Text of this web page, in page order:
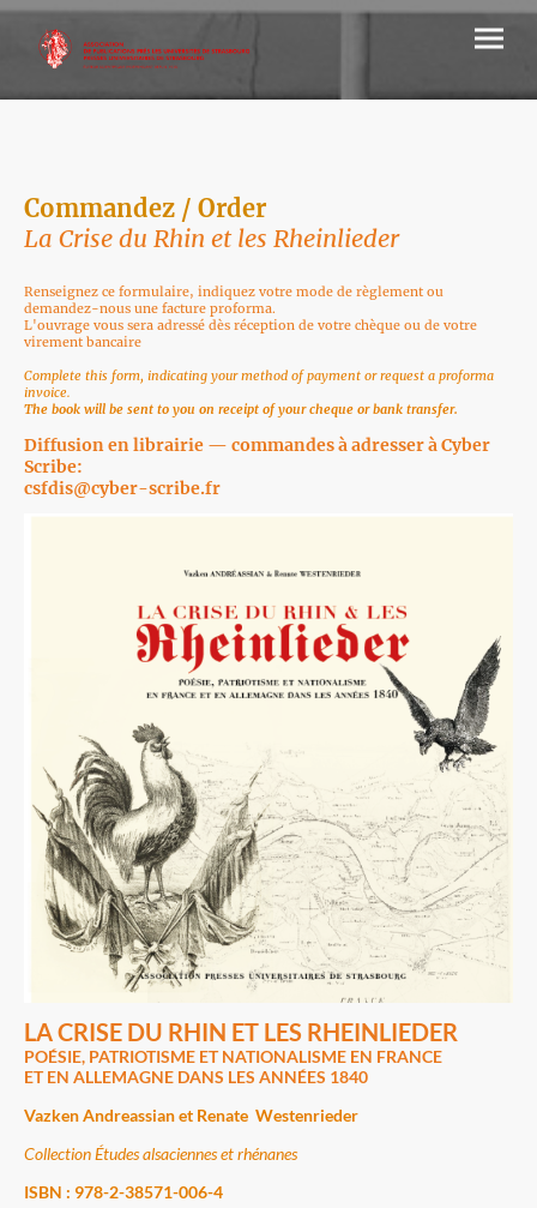
Commandez / Order
La Crise du Rhin et les Rheinlieder
Renseignez ce formulaire, indiquez votre mode de règlement ou
demandez-nous une facture proforma.
L'ouvrage vous sera adressé dès réception de votre chèque ou de votre
virement bancaire
Complete this form, indicating your method of payment or request a proforma
invoice.
The book will be sent to you on receipt of your cheque or bank transfer.
Diffusion en librairie — commandes à adresser à Cyber
Scribe:
csfdis@cyber-scribe.fr
LA CRISE DU RHIN ET LES RHEINLIEDER
POÉSIE, PATRIOTISME ET NATIONALISME EN FRANCE
ET EN ALLEMAGNE DANS LES ANNÉES 1840
Vazken Andreassian et Renate Westenrieder
Collection Études alsaciennes et rhénanes
ISBN : 978-2-38571-006-4